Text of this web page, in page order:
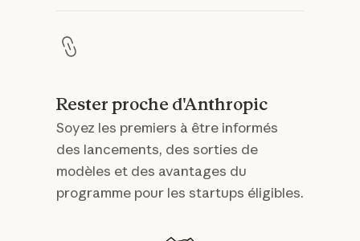
Rester proche d'Anthropic
Soyez les premiers à être informés
des lancements, des sorties de
modèles et des avantages du
programme pour les startups éligibles.